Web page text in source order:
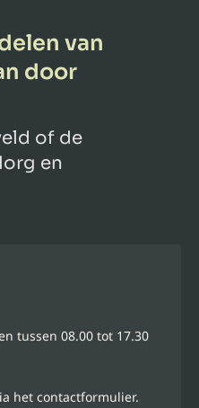
van
door
of de
en
tussen 08.00 tot 17.30
het contactformulier.